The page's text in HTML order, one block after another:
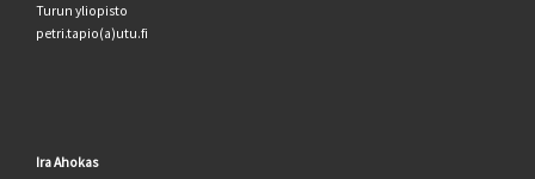
Turun yliopisto
petri.tapio(a)utu.fi
Ira Ahokas